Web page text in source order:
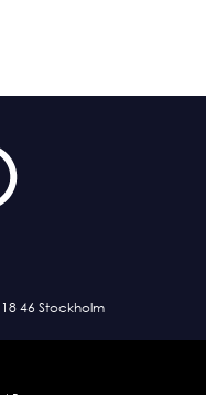
46 Stockholm